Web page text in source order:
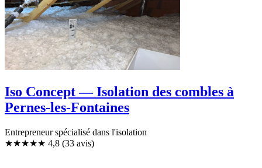
Iso Concept — Isolation des combles à
Pernes-les-Fontaines
Entrepreneur spécialisé dans l'isolation
★★★★★ 4,8 (33 avis)